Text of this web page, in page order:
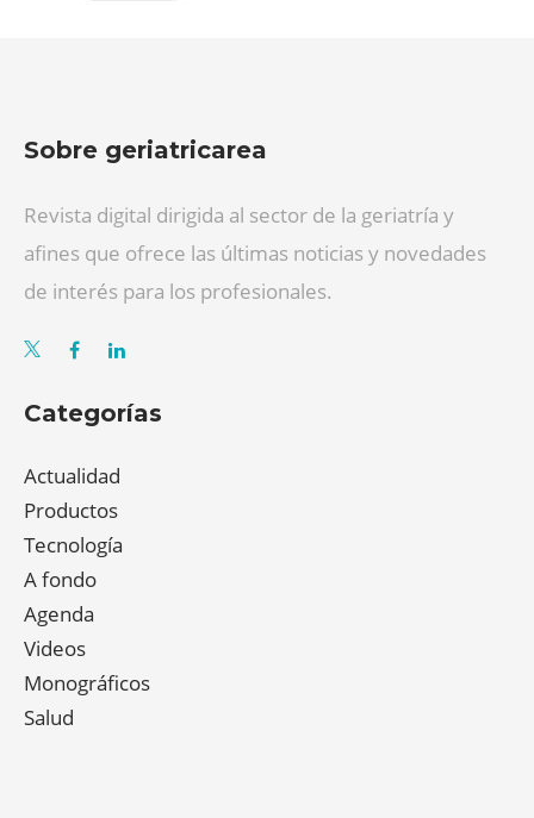
Sobre geriatricarea
Revista digital dirigida al sector de la geriatría y
afines que ofrece las últimas noticias y novedades
de interés para los profesionales.
Categorías
Actualidad
Productos
Tecnología
A fondo
Agenda
Videos
Monográficos
Salud